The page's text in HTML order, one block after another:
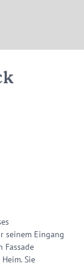
seinem Eingang
Fassade
Sie